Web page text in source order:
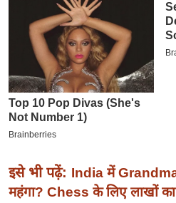
-
पे
प
र
सा
ल
इसे भी पढ़ें: India में
महंगा? Chess के लिए लाखों का